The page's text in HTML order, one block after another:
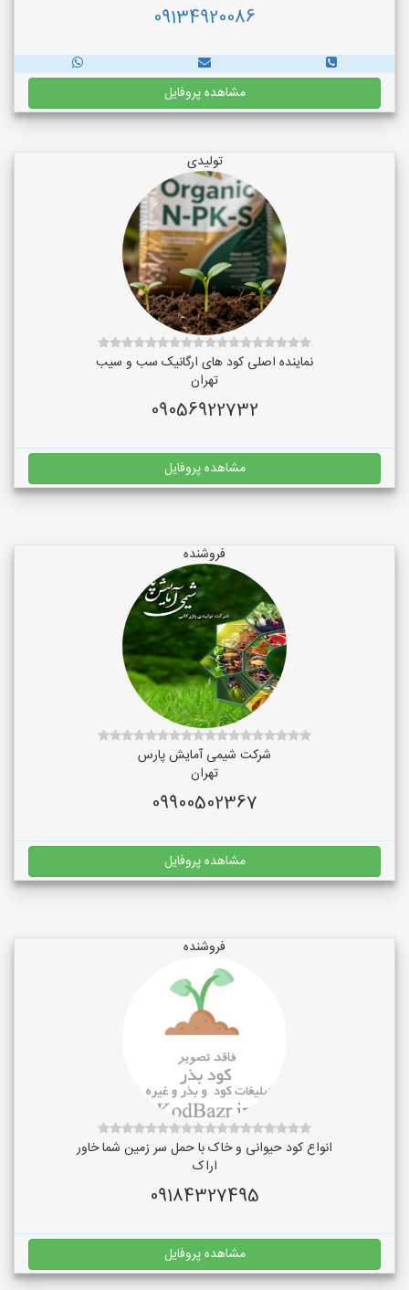
09134920086
مشاهده پروفایل
تولیدی
نماینده اصلی کود های ارگانیک سب و سیب
تهران
09056922732
مشاهده پروفایل
فروشنده
شرکت شیمی آمایش پارس
تهران
09900502367
مشاهده پروفایل
فروشنده
انواع کود حیوانی و خاک با حمل سر زمین شما خاور
اراک
09184327495
مشاهده پروفایل